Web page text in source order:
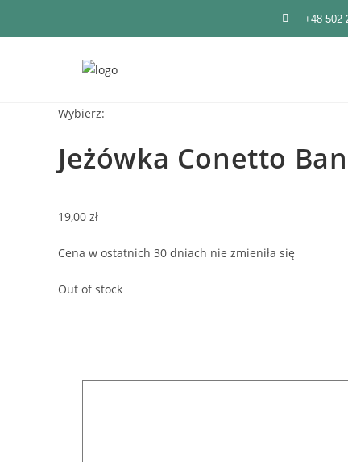
+48 502
Wybierz:
Jeżówka Conetto
19,00 zł
Cena w ostatnich 30 dniach nie zmieniła się
Out of stock